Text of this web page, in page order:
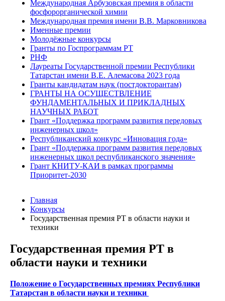
Международная Арбузовская премия в области
фосфорорганической химии
Международная премия имени В.В. Марковникова
Именные премии
Молодёжные конкурсы
Гранты по Госпрограммам РТ
РНФ
Лауреаты Государственной премии Республики
Татарстан имени В.Е. Алемасова 2023 года
Гранты кандидатам наук (постдокторантам)
ГРАНТЫ НА ОСУЩЕСТВЛЕНИЕ
ФУНДАМЕНТАЛЬНЫХ И ПРИКЛАДНЫХ
НАУЧНЫХ РАБОТ
Грант «Поддержка программ развития передовых
инженерных школ»
Республиканский конкурс «Инновация года»
Грант «Поддержка программ развития передовых
инженерных школ республиканского значения»
Грант КНИТУ-КАИ в рамках программы
Приоритет-2030
Главная
Конкурсы
Государственная премия РТ в области науки и
техники
Государственная премия РТ в
области науки и техники
Положение о Государственных премиях Республики
Татарстан в области науки и техники